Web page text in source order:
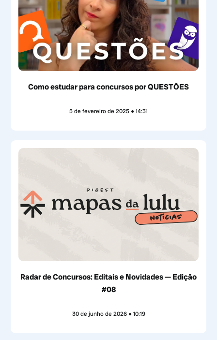
Como estudar para concursos por QUESTÕES
5 de fevereiro de 2025 14:31
Radar de Concursos: Editais e Novidades — Edição
#08
30 de junho de 2026 10:19